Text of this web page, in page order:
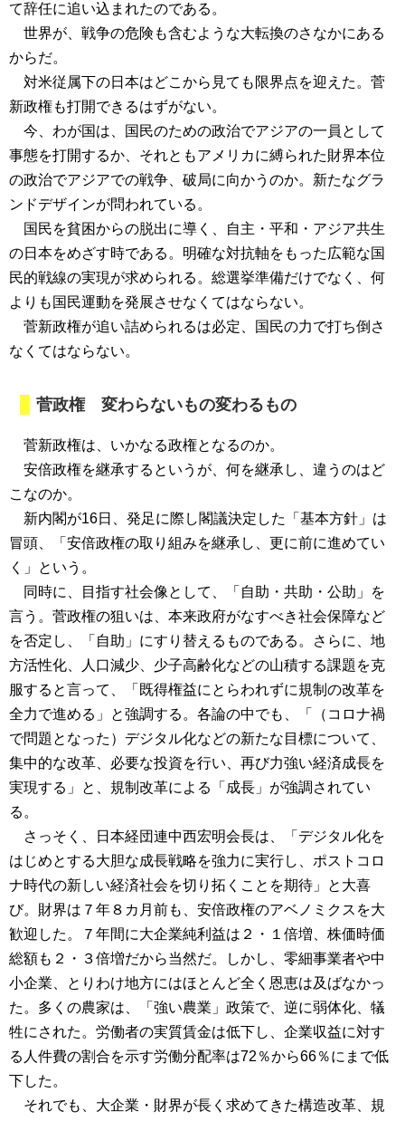
て辞任に追い込まれたのである。
世界が、戦争の危険も含むような大転換のさなかにある
からだ。
対米従属下の日本はどこから見ても限界点を迎えた。菅
新政権も打開できるはずがない。
今、わが国は、国民のための政治でアジアの一員として
事態を打開するか、それともアメリカに縛られた財界本位
の政治でアジアでの戦争、破局に向かうのか。新たなグラ
ンドデザインが問われている。
国民を貧困からの脱出に導く、自主・平和・アジア共生
の日本をめざす時である。明確な対抗軸をもった広範な国
民的戦線の実現が求められる。総選挙準備だけでなく、何
よりも国民運動を発展させなくてはならない。
菅新政権が追い詰められるは必定、国民の力で打ち倒さ
なくてはならない。
菅政権 変わらないもの変わるもの
菅新政権は、いかなる政権となるのか。
安倍政権を継承するというが、何を継承し、違うのはど
こなのか。
新内閣が16日、発足に際し閣議決定した「基本方針」は
冒頭、「安倍政権の取り組みを継承し、更に前に進めてい
く」という。
同時に、目指す社会像として、「自助・共助・公助」を
言う。菅政権の狙いは、本来政府がなすべき社会保障など
を否定し、「自助」にすり替えるものである。さらに、地
方活性化、人口減少、少子高齢化などの山積する課題を克
服すると言って、「既得権益にとらわれずに規制の改革を
全力で進める」と強調する。各論の中でも、「（コロナ禍
で問題となった）デジタル化などの新たな目標について、
集中的な改革、必要な投資を行い、再び力強い経済成長を
実現する」と、規制改革による「成長」が強調されてい
る。
さっそく、日本経団連中西宏明会長は、「デジタル化を
はじめとする大胆な成長戦略を強力に実行し、ポストコロ
ナ時代の新しい経済社会を切り拓くことを期待」と大喜
び。財界は７年８カ月前も、安倍政権のアベノミクスを大
歓迎した。７年間に大企業純利益は２・１倍増、株価時価
総額も２・３倍増だから当然だ。しかし、零細事業者や中
小企業、とりわけ地方にはほとんど全く恩恵は及ばなかっ
た。多くの農家は、「強い農業」政策で、逆に弱体化、犠
牲にされた。労働者の実質賃金は低下し、企業収益に対す
る人件費の割合を示す労働分配率は72％から66％にまで低
下した。
それでも、大企業・財界が長く求めてきた構造改革、規